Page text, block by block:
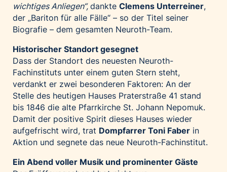
wichtiges Anliegen“, dankte Clemens Unterreiner,
der „Bariton für alle Fälle“ – so der Titel seiner
Biografie – dem gesamten Neuroth-Team.
Historischer Standort gesegnet
Dass der Standort des neuesten Neuroth-
Fachinstituts unter einem guten Stern steht,
verdankt er zwei besonderen Faktoren: An der
Stelle des heutigen Hauses Praterstraße 41 stand
bis 1846 die alte Pfarrkirche St. Johann Nepomuk.
Damit der positive Spirit dieses Hauses wieder
aufgefrischt wird, trat Dompfarrer Toni Faber in
Aktion und segnete das neue Neuroth-Fachinstitut.
Ein Abend voller Musik und prominenter Gäste